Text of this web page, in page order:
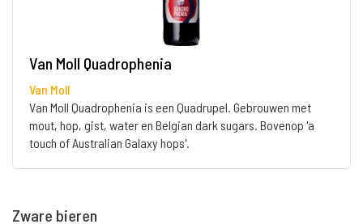
Van Moll Quadrophenia
Van Moll
Van Moll Quadrophenia is een Quadrupel. Gebrouwen met
mout, hop, gist, water en Belgian dark sugars. Bovenop 'a
touch of Australian Galaxy hops'.
Zware bieren